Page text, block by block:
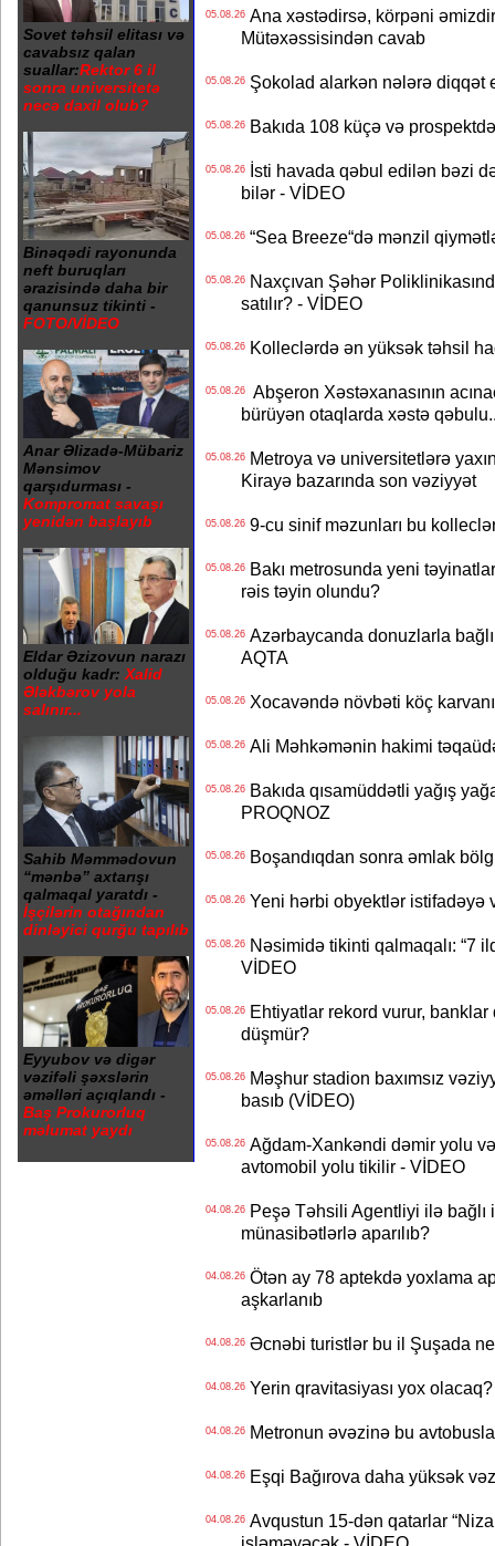
Sovet təhsil elitası və
cavabsız qalan
suallar:Rektor 6 il
sonra universitetə
necə daxil olub?
Binəqədi rayonunda
neft buruqları
ərazisində daha bir
qanunsuz tikinti -
FOTO/VİDEO
Anar Əlizadə-Mübariz
Mənsimov
qarşıdurması -
Kompromat savaşı
yenidən başlayıb
Eldar Əzizovun narazı
olduğu kadr: Xalid
Ələkbərov yola
salınır...
Sahib Məmmədovun
“mənbə” axtarışı
qalmaqal yaratdı -
İşçilərin otağından
dinləyici qurğu tapılıb
Eyyubov və digər
vəzifəli şəxslərin
əməlləri açıqlandı -
Baş Prokurorluq
məlumat yaydı
05.08.26Ana xəstədirsə, körpəni
Mütəxəssisindən cavab
05.08.26Şokolad alarkən nələrə diqqət
05.08.26Bakıda 108 küçə və
05.08.26İsti havada qəbul edilən bəzi
bilər - VİDEO
05.08.26“Sea Breeze“də mənzil
05.08.26Naxçıvan Şəhər
satılır? - VİDEO
05.08.26Kolleclərdə ən yüksək təhsil
05.08.26Abşeron Xəstəxanasının
bürüyən otaqlarda xəstə
05.08.26Metroya və universitetlərə
Kirayə bazarında son vəziyyət
05.08.269-cu sinif məzunları bu
05.08.26Bakı metrosunda yeni
rəis təyin olundu?
05.08.26Azərbaycanda donuzlarla
AQTA
05.08.26Xocavəndə növbəti köç
05.08.26Ali Məhkəmənin hakimi
05.08.26Bakıda qısamüddətli yağış
PROQNOZ
05.08.26Boşandıqdan sonra əmlak
05.08.26Yeni hərbi obyektlər istifadəyə
05.08.26Nəsimidə tikinti qalmaqalı: “7
VİDEO
05.08.26Ehtiyatlar rekord vurur, banklar
düşmür?
05.08.26Məşhur stadion baxımsız
basıb (VİDEO)
05.08.26Ağdam-Xankəndi dəmir yolu
avtomobil yolu tikilir - VİDEO
04.08.26Peşə Təhsili Agentliyi ilə bağlı
münasibətlərlə aparılıb?
04.08.26Ötən ay 78 aptekdə yoxlama
aşkarlanıb
04.08.26Əcnəbi turistlər bu il Şuşada
04.08.26Yerin qravitasiyası yox
04.08.26Metronun əvəzinə bu
04.08.26Eşqi Bağırova daha yüksək
04.08.26Avqustun 15-dən qatarlar